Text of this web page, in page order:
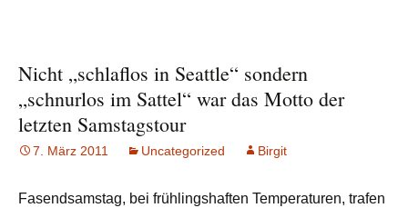
Nicht „schlaflos in Seattle“ sondern
„schnurlos im Sattel“ war das Motto der
letzten Samstagstour
7. März 2011 Uncategorized Birgit
Fasendsamstag, bei frühlingshaften Temperaturen, trafen